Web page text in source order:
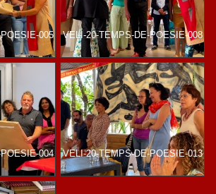
005 VELI-20-TEMPS-DE-POESIE-008
004 VELI-20-TEMPS-DE-POESIE-013